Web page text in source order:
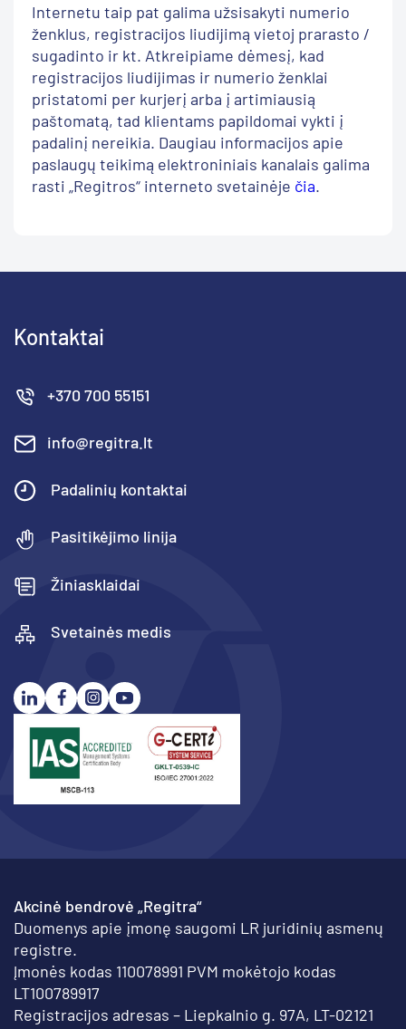
Internetu taip pat galima užsisakyti numerio
ženklus, registracijos liudijimą vietoj prarasto /
sugadinto ir kt. Atkreipiame dėmesį, kad
registracijos liudijimas ir numerio ženklai
pristatomi per kurjerį arba į artimiausią
paštomatą, tad klientams papildomai vykti į
padalinį nereikia. Daugiau informacijos apie
paslaugų teikimą elektroniniais kanalais galima
rasti „Regitros“ interneto svetainėje čia.
Kontaktai
+370 700 55151
info@regitra.lt
Padalinių kontaktai
Pasitikėjimo linija
Žiniasklaidai
Svetainės medis
Akcinė bendrovė „Regitra“
Duomenys apie įmonę saugomi LR juridinių asmenų
registre.
Įmonės kodas 110078991 PVM mokėtojo kodas
LT100789917
Registracijos adresas – Liepkalnio g. 97A, LT-02121